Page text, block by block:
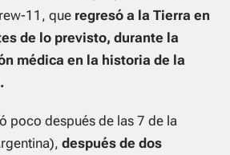
11, que regresó a la Tierra en
de lo previsto, durante la
médica en la historia de la
poco después de las 7 de la
después de dos